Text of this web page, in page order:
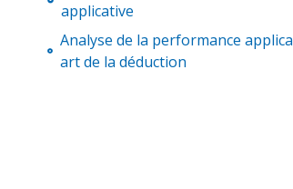
applicative
Analyse de la performance
art de la déduction